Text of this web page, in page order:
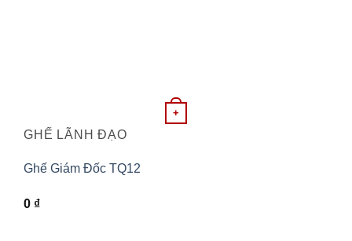
+
GHẾ LÃNH ĐẠO
Ghế Giám Đốc TQ12
0 ₫